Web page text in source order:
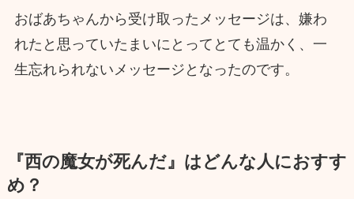
おばあちゃんから受け取ったメッセージは、嫌わ
れたと思っていたまいにとってとても温かく、一
生忘れられないメッセージとなったのです。
『西の魔女が死んだ』はどんな人におすす
め？